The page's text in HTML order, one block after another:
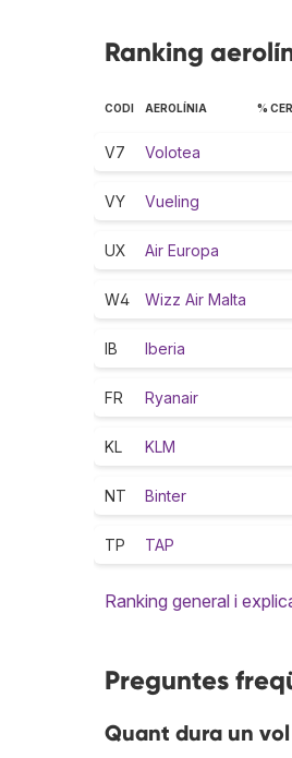
Ranking
CODI AEROLÍNIA %
V7 Volotea
VY Vueling
UX Air Europa
W4 Wizz Air Malta
IB Iberia
FR Ryanair
KL KLM
NT Binter
TP TAP
Ranking general i
Preguntes
Quant dura un